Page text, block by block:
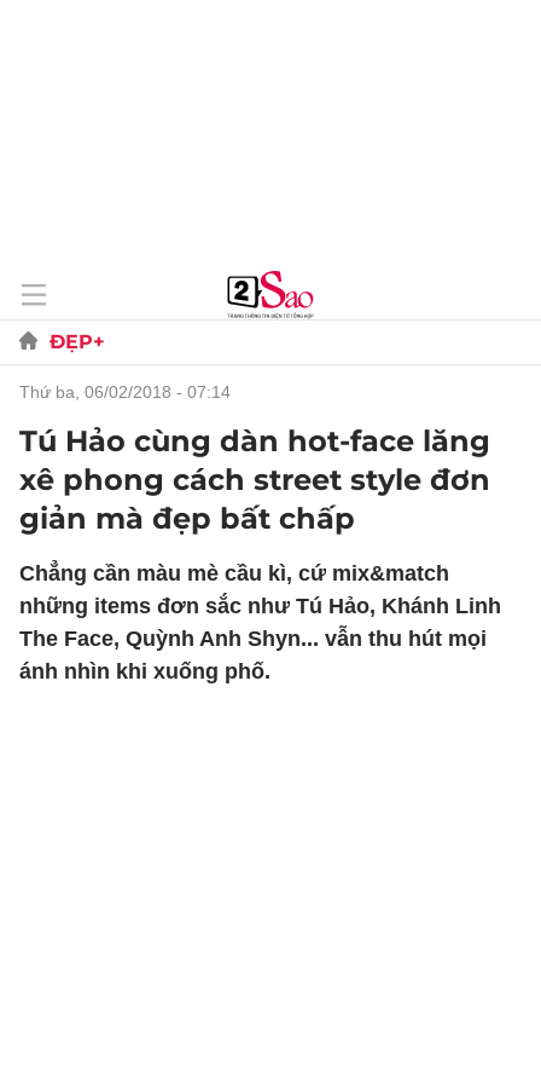
ĐẸP+
thứ ba, 06/02/2018 - 07:14
Tú Hảo cùng dàn hot-face lăng
xê phong cách street style đơn
giản mà đẹp bất chấp
Chẳng cần màu mè cầu kì, cứ mix&match
những items đơn sắc như Tú Hảo, Khánh Linh
The Face, Quỳnh Anh Shyn... vẫn thu hút mọi
ánh nhìn khi xuống phố.